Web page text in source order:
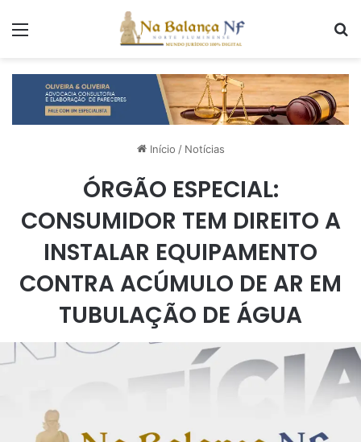
Início / Notícias
ÓRGÃO ESPECIAL:
CONSUMIDOR TEM DIREITO A
INSTALAR EQUIPAMENTO
CONTRA ACÚMULO DE AR EM
TUBULAÇÃO DE ÁGUA